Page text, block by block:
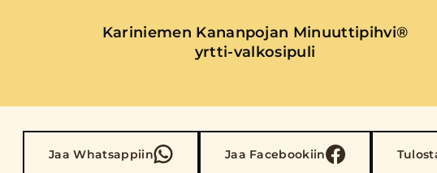
Kariniemen Kananpojan Minuuttipihvi®
yrtti-valkosipuli
Jaa Whatsappiin Jaa Facebookiin